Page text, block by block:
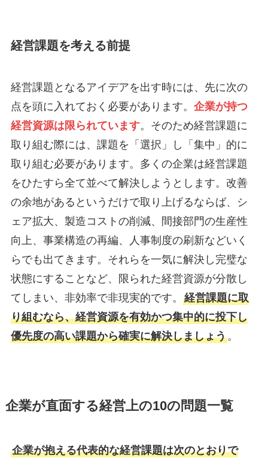
経営課題を考える前提
経営課題となるアイデアを出す時には、先に次の
点を頭に入れておく必要があります。 企業が持つ
経営資源は限られています。そのため経営課題に
取り組む際には、課題を「選択」し「集中」的に
取り組む必要があります。多くの企業は経営課題
をひたすら全て並べて解決しようとします。改善
の余地があるというだけで取り上げるならば、シ
ェア拡大、製造コストの削減、間接部門の生産性
向上、事業構造の再編、人事制度の刷新などいく
らでも出てきます。それらを一気に解決し完璧な
状態にすることなど、限られた経営資源が分散し
てしまい、非効率で非現実的です。 経営課題に取
り組むなら、経営資源を有効かつ集中的に投下し
優先度の高い課題から確実に解決しましょう。
企業が直面する経営上の10の問題一覧
企業が抱える代表的な経営課題は次のとおりで